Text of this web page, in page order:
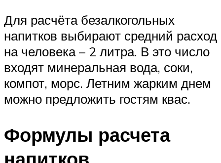
Для расчёта безалкогольных
напитков выбирают средний расход
на человека – 2 литра. В это число
входят минеральная вода, соки,
компот, морс. Летним жарким днем
можно предложить гостям квас.
Формулы расчета